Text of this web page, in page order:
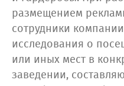
размещением
сотрудники
исследования о
или иных мест в
заведении,